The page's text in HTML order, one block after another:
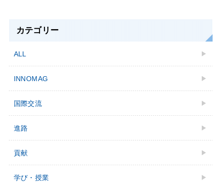
カテゴリー
ALL
INNOMAG
国際交流
進路
貢献
学び・授業